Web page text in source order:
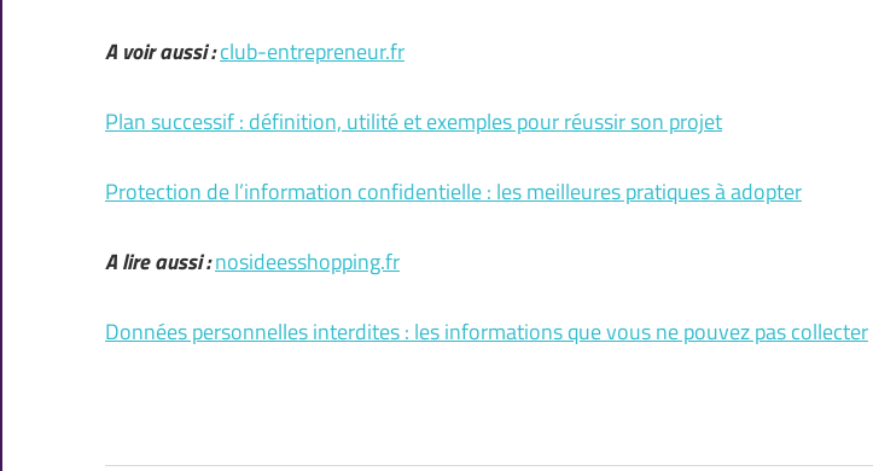
A voir aussi :club-entrepreneur.fr
Plan successif : définition, utilité et exemples pour réussir son projet
Protection de l’information confidentielle : les meilleures pratiques à adopter
A lire aussi :nosideesshopping.fr
Données personnelles interdites : les informations que vous ne pouvez pas collecter